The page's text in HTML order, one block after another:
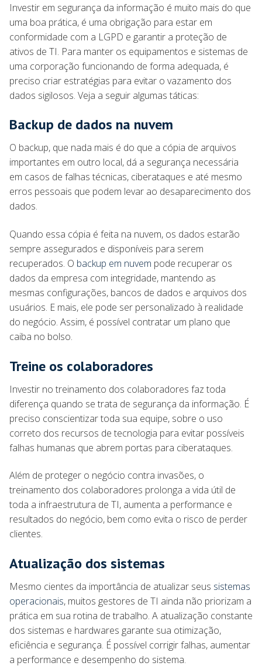
Investir em segurança da informação é muito mais do que
uma boa prática, é uma obrigação para estar em
conformidade com a LGPD e garantir a proteção de
ativos de TI. Para manter os equipamentos e sistemas de
uma corporação funcionando de forma adequada, é
preciso criar estratégias para evitar o vazamento dos
dados sigilosos. Veja a seguir algumas táticas:
Backup de dados na nuvem
O backup, que nada mais é do que a cópia de arquivos
importantes em outro local, dá a segurança necessária
em casos de falhas técnicas, ciberataques e até mesmo
erros pessoais que podem levar ao desaparecimento dos
dados.
Quando essa cópia é feita na nuvem, os dados estarão
sempre assegurados e disponíveis para serem
recuperados. O backup em nuvem pode recuperar os
dados da empresa com integridade, mantendo as
mesmas configurações, bancos de dados e arquivos dos
usuários. E mais, ele pode ser personalizado à realidade
do negócio. Assim, é possível contratar um plano que
caiba no bolso.
Treine os colaboradores
Investir no treinamento dos colaboradores faz toda
diferença quando se trata de segurança da informação. É
preciso conscientizar toda sua equipe, sobre o uso
correto dos recursos de tecnologia para evitar possíveis
falhas humanas que abrem portas para ciberataques.
Além de proteger o negócio contra invasões, o
treinamento dos colaboradores prolonga a vida útil de
toda a infraestrutura de TI, aumenta a performance e
resultados do negócio, bem como evita o risco de perder
clientes.
Atualização dos sistemas
Mesmo cientes da importância de atualizar seus sistemas
operacionais, muitos gestores de TI ainda não priorizam a
prática em sua rotina de trabalho. A atualização constante
dos sistemas e hardwares garante sua otimização,
eficiência e segurança. É possível corrigir falhas, aumentar
a performance e desempenho do sistema.